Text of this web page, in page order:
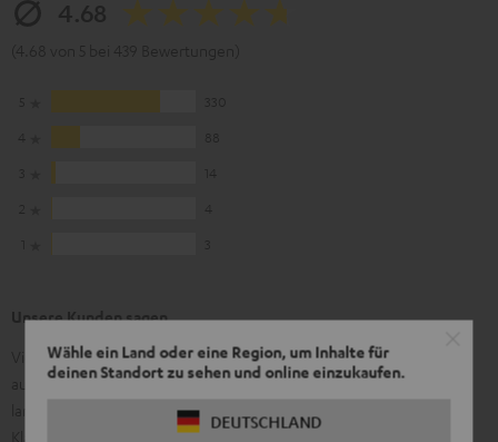
Wähle ein Land oder eine Region, um Inhalte für
deinen Standort zu sehen und online einzukaufen.
DEUTSCHLAND
Unsere Kunden sagen
Viele Kunden loben den klaren, druckvollen Sound mit
ausgewogenen Mitten und sattem Bass; häufig genannt werden
lange Akkulaufzeit, hochwertige Verarbeitung, kompakte
Klappbarkeit, die intuitive Joystick‑Bedienung und die App mit